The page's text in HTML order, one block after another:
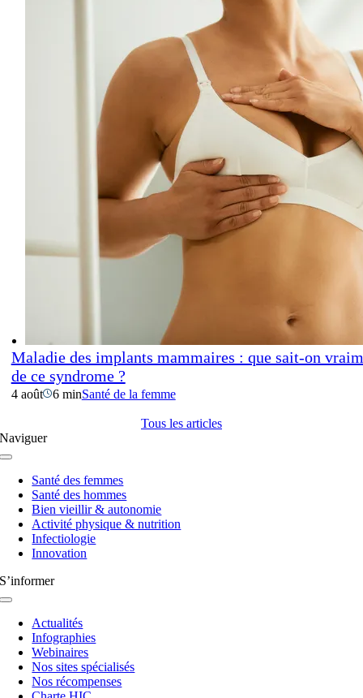
Maladie des implants mammaires : que sait-on
de ce syndrome ?
4 août 6 minSanté de la femme
Tous les articles
Naviguer
Navigation
basculeSanté des femmes
Santé des hommes
Bien vieillir & autonomie
Activité physique & nutrition
Infectiologie
Innovation
S’informer
Navigation
basculeActualités
Infographies
Webinaires
Nos sites spécialisés
Nos récompenses